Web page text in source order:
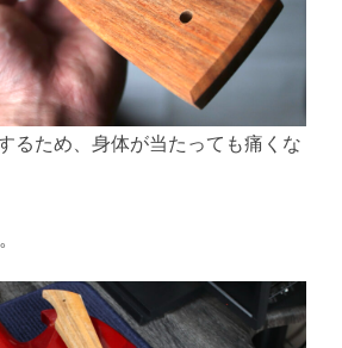
るため、身体が当たっても痛くな